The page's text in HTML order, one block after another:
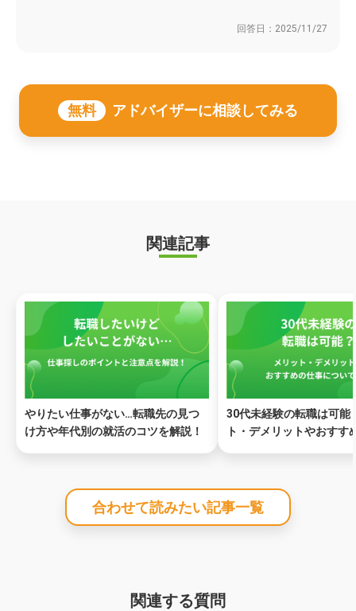
回答日： 2025/11/27
無料 アドバイザーに相談してみる
関連記事
やりたい仕事がない…転職先の見つ
け方や年代別の就活のコツを解説！
30代未経験の転職は可能
ト・デメリットやおすす
合わせて読みたい記事一覧
関連する質問